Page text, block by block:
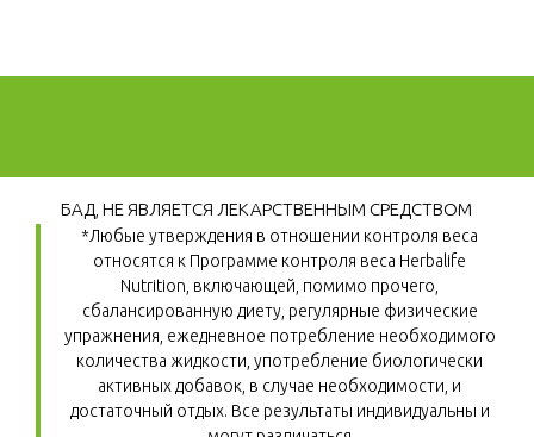
БАД, НЕ ЯВЛЯЕТСЯ ЛЕКАРСТВЕННЫМ СРЕДСТВОМ
*Любые утверждения в отношении контроля веса
относятся к Программе контроля веса Herbalife
Nutrition, включающей, помимо прочего,
сбалансированную диету, регулярные физические
упражнения, ежедневное потребление необходимого
количества жидкости, употребление биологически
активных добавок, в случае необходимости, и
достаточный отдых. Все результаты индивидуальны и